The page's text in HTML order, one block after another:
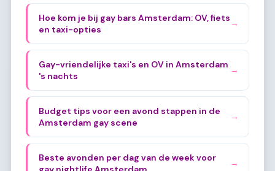
Hoe kom je bij gay bars Amsterdam: OV, fiets
en taxi-opties
→
Gay-vriendelijke taxi's en OV in Amsterdam
's nachts
→
Budget tips voor een avond stappen in de
Amsterdam gay scene
→
Beste avonden per dag van de week voor
→